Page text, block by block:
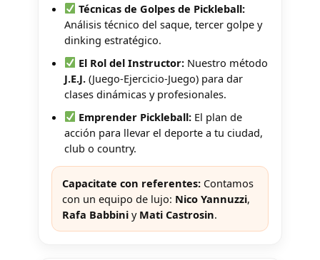
Técnicas de Golpes de Pickleball:
Análisis técnico del saque, tercer golpe y
dinking estratégico.
El Rol del Instructor: Nuestro método
J.E.J.(Juego-Ejercicio-Juego) para dar
clases dinámicas y profesionales.
Emprender Pickleball: El plan de
acción para llevar el deporte a tu ciudad,
club o country.
Capacitate con referentes:Contamos
con un equipo de lujo: Nico Yannuzzi,
Rafa Babbiniy Mati Castrosin.